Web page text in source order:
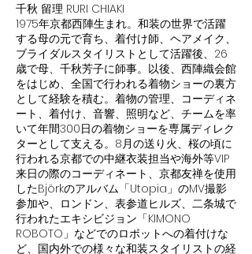
千秋 留理 RURI CHIAKI
1975年京都西陣生まれ。和装の世界で活躍
する母の元で育ち、着付け師、ヘアメイク、
ブライダルスタイリストとして活躍後、26
歳で母、千秋芳子に師事。以後、西陣織会館
をはじめ、全国で行われる着物ショーの裏方
として経験を積む。着物の管理、コーディネ
ート、着付け、音響、照明など、チームを率
いて年間300日の着物ショーを専属ディレク
ターとして支える。8月の送り火、桜の頃に
行われる京都での中継衣装担当や海外等VIP
来日の際のコーディネート、京都友禅を使用
したBjörkのアルバム「Utopia」のMV撮影
参加や、ロンドン、表参道ヒルズ、二条城で
行われたエキシビジョン「KIMONO
ROBOTO」などでのロボットへの着付けな
ど、国内外での様々な和装スタイリストの経